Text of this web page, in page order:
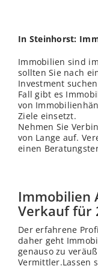
In Steinhorst:
Immobilien sind
sollten Sie nach
Investment
Fall gibt es
von
Ziele einsetzt.
Nehmen Sie
von Lange auf.
einen
Immobilien
Verkauf für
Der erfahrene
daher geht
genauso zu
Vermittler.Lassen